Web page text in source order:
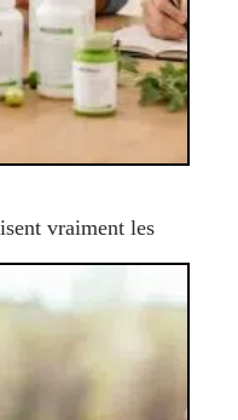
vraiment les